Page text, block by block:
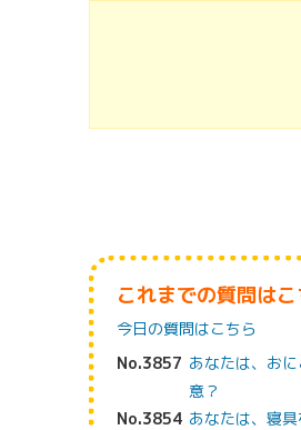
これまでの質問は
今日の質問はこちら
No.3857 あなたは、お
意？
No.3854 あなたは、寝